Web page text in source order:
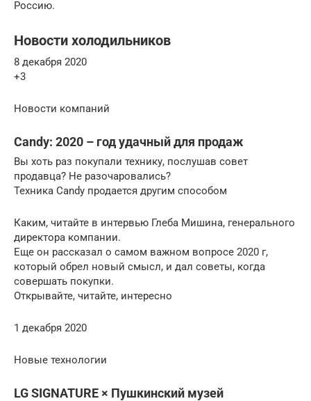
Россию.
Новости холодильников
8 декабря 2020
+3
Новости компаний
Candy: 2020 – год удачный для продаж
Вы хоть раз покупали технику, послушав совет
продавца? Не разочаровались?
Техника Candy продается другим способом
Каким, читайте в интервью Глеба Мишина, генерального
директора компании.
Еще он рассказал о самом важном вопросе 2020 г,
который обрел новый смысл, и дал советы, когда
совершать покупки.
Открывайте, читайте, интересно
1 декабря 2020
Новые технологии
LG SIGNATURE × Пушкинский музей